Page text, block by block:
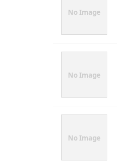
No Image
No Image
No Image